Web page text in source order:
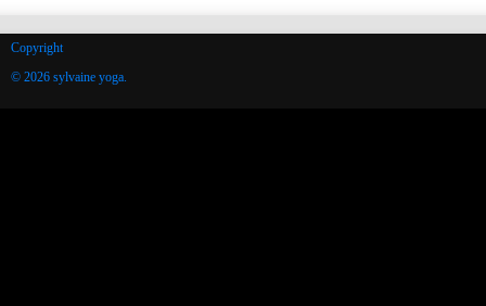
Copyright
© 2026 sylvaine yoga.